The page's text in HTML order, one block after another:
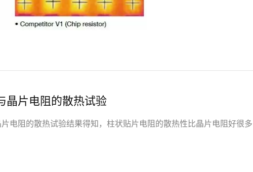
晶片电阻的散热试验
电阻的散热试验结果得知，柱状贴片电阻的散热性比晶片电阻好很多